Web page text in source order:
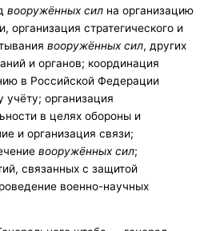
вооружённых сил на организацию
организация стратегического и
вооружённых сил, других
и органов; координация
в Российской Федерации
учёту; организация
в целях обороны и
и организация связи;
вооружённых сил;
связанных с защитой
военно-научных